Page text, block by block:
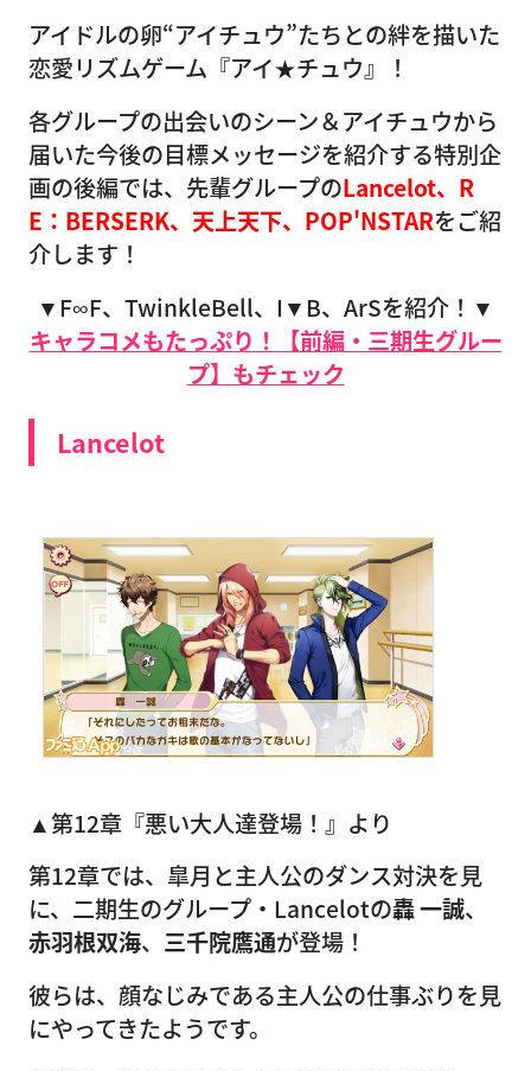
アイドルの卵“アイチュウ”たちとの絆を描いた
恋愛リズムゲーム『アイ★チュウ』！
各グループの出会いのシーン＆アイチュウから
届いた今後の目標メッセージを紹介する特別企
画の後編では、先輩グループのLancelot、R
E：BERSERK、天上天下、POP'NSTARをご紹
介します！
▼F∞F、TwinkleBell、I▼B、ArSを紹介！▼
キャラコメもたっぷり！【前編・三期生グルー
プ】もチェック
Lancelot
▲第12章『悪い大人達登場！』より
第12章では、皐月と主人公のダンス対決を見
に、二期生のグループ・Lancelotの轟 一誠、
赤羽根双海、 三千院鷹通が登場！
彼らは、顔なじみである主人公の仕事ぶりを見
にやってきたようです。